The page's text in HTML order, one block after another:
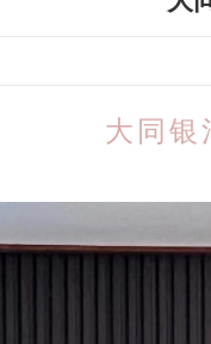
大同